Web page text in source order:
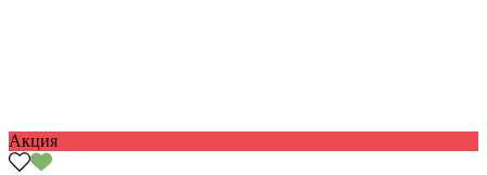
Акция